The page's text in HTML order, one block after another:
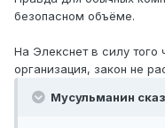
безопасном объёме.
На Элекснет в силу того
организация, закон не
Мусульманин